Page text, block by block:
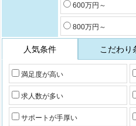
600万円～
800万円～
人気条件 こだわり
満足度が高い
求人数が多い
サポートが手厚い